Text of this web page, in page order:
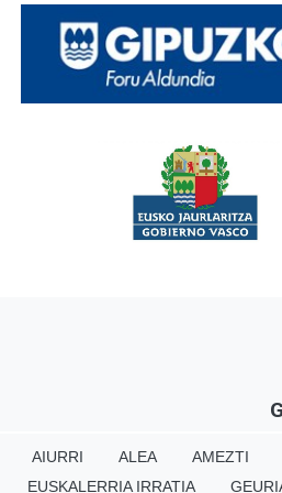
AIURRI ALEA AMEZTI
EUSKALERRIA IRRATIA